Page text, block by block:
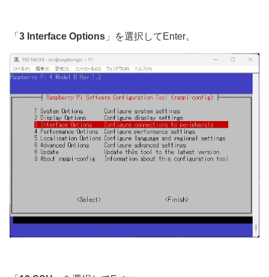
「 3 Interface Options 」を選択してEnter。